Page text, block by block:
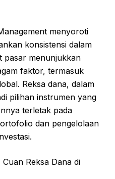
menyoroti
konsistensi dalam
pasar menunjukkan
faktor, termasuk
Reksa dana, dalam
pilihan instrumen yang
terletak pada
dan pengelolaan